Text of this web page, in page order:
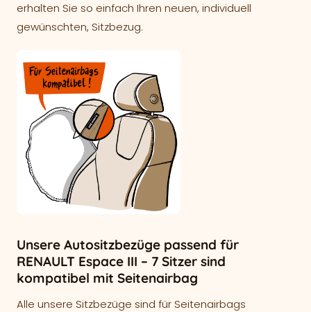
erhalten Sie so einfach Ihren neuen, individuell
gewünschten, Sitzbezug.
Unsere Autositzbezüge passend für
RENAULT Espace III – 7 Sitzer sind
kompatibel mit Seitenairbag
Alle unsere Sitzbezüge sind für Seitenairbags